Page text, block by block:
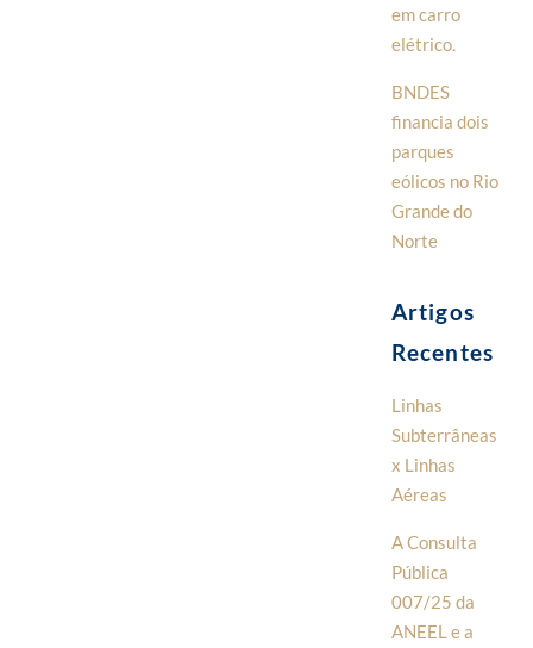
em carro
elétrico.
BNDES
financia dois
parques
eólicos no Rio
Grande do
Norte
Artigos
Recentes
Linhas
Subterrâneas
x Linhas
Aéreas
A Consulta
Pública
007/25 da
ANEEL e a